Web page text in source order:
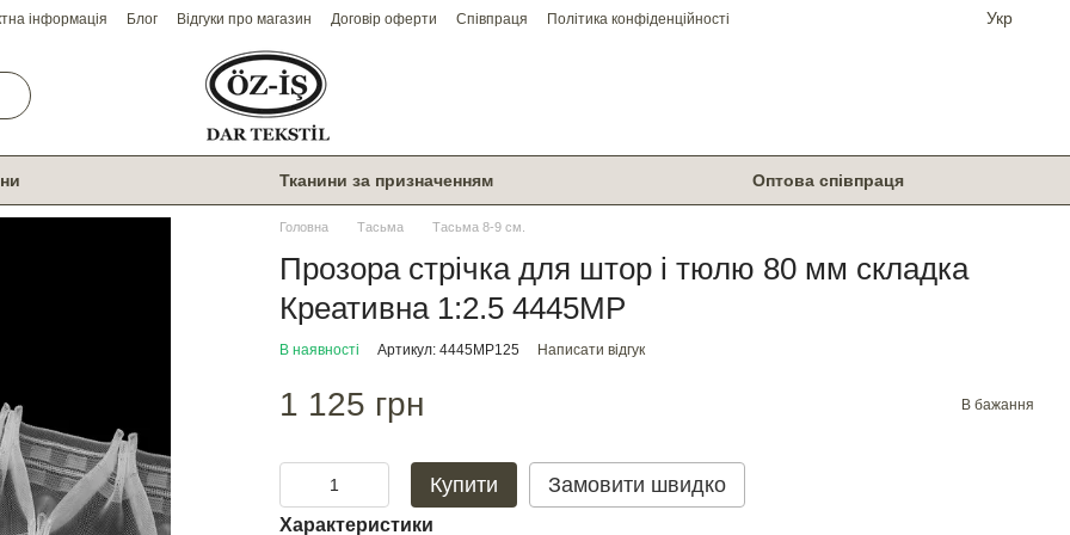
інформація Блог Відгуки про магазин Договір оферти Співпраця Політика конфіденційності Укр
Тканини за призначенням Оптова співпраця
Головна Тасьма Тасьма 8-9 см.
Прозора стрічка для штор і тюлю 80 мм складка
Креативна 1:2.5 4445МР
В наявності Артикул: 4445МР125 Написати відгук
1 125 грн В бажання
Купити Замовити швидко
Характеристики